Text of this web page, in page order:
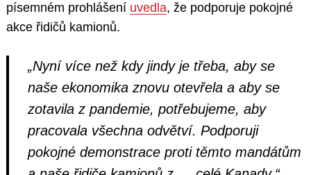
písemném prohlášení uvedla, že podporuje pokojné
akce řidičů kamionů.
„Nyní více než kdy jindy je třeba, aby se
naše ekonomika znovu otevřela a aby se
zotavila z pandemie, potřebujeme, aby
pracovala všechna odvětví. Podporuji
pokojné demonstrace proti těmto mandátům